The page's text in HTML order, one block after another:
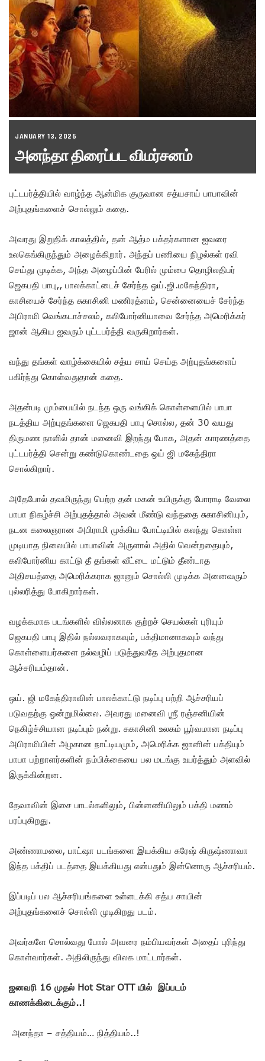
JANUARY 13, 2026
அனந்தா திரைப்பட விமர்சனம்
புட்டபர்த்தியில் வாழ்ந்த ஆன்மிக குருவான சத்யசாய் பாபாவின்
அற்புதங்களைச் சொல்லும் கதை.
அவரது இறுதிக் காலத்தில், தன் ஆத்ம பக்தர்களான ஐவரை
உலகெங்கிருந்தும் அழைக்கிறார். அந்தப் பணியை நிழல்கள் ரவி
செய்து முடிக்க, அந்த அழைப்பின் பேரில் மும்பை தொழிலதிபர்
ஜெகபதி பாபு,, பாலக்காட்டைச் சேர்ந்த ஒய்.ஜி.மகேந்திரா,
காசியைச் சேர்ந்த சுகாசினி மணிரத்னம், சென்னையைச் சேர்ந்த
அபிராமி வெங்கடாச்சலம், கலிபோர்னியாவை சேர்ந்த அமெரிக்கர்
ஜான் ஆகிய ஐவரும் புட்டபர்த்தி வருகிறார்கள்.
வந்து தங்கள் வாழ்க்கையில் சத்ய சாய் செய்த அற்புதங்களைப்
பகிர்ந்து கொள்வதுதான் கதை.
அதன்படி மும்பையில் நடந்த ஒரு வங்கிக் கொள்ளையில் பாபா
நடத்திய அற்புதங்களை ஜெகபதி பாபு சொல்ல, தன் 30 வயது
திருமண நாளில் தான் மனைவி இறந்து போக, அதன் காரணத்தை
புட்டபர்த்தி சென்று கண்டுகொண்டதை ஒய் ஜி மகேந்திரா
சொல்கிறார்.
அதேபோல் தவமிருந்து பெற்ற தன் மகன் உயிருக்கு போராடி வேலை
பாபா நிகழ்ச்சி அற்புதத்தால் அவன் மீண்டு வந்ததை சுகாசினியும்,
நடன கலைஞரான அபிராமி முக்கிய போட்டியில் கலந்து கொள்ள
முடியாத நிலையில் பாபாவின் அருளால் அதில் வென்றதையும்,
கலிபோர்னிய காட்டு தீ தங்கள் வீட்டை மட்டும் தீண்டாத
அதிசயத்தை அமெரிக்கராக ஜானும் சொல்லி முடிக்க அனைவரும்
புல்லரித்து போகிறார்கள்.
வழக்கமாக படங்களில் வில்லனாக குற்றச் செயல்கள் புரியும்
ஜெகபதி பாபு இதில் நல்லவராகவும், பக்திமானாகவும் வந்து
கொள்ளையர்களை நல்வழிப் படுத்துவதே அற்புதமான
ஆச்சரியம்தான்.
ஒய். ஜி மகேந்திராவின் பாலக்காட்டு நடிப்பு பற்றி ஆச்சரியப்
படுவதற்கு ஒன்றுமில்லை. அவரது மனைவி ஶ்ரீ ரஞ்சனியின்
நெகிழ்ச்சியான நடிப்பும் நன்று. சுகாசினி உலகம் பூர்வமான நடிப்பு
அபிராமியின் அழகான நாட்டியமும், அமெரிக்க ஜானின் பக்தியும்
பாபா பற்றாளர்களின் நம்பிக்கையை பல மடங்கு உயர்த்தும் அளவில்
இருக்கின்றன.
தேவாவின் இசை பாடல்களிலும், பின்னணியிலும் பக்தி மணம்
பரப்புகிறது.
அண்ணாமலை, பாட்ஷா படங்களை இயக்கிய சுரேஷ் கிருஷ்ணாவா
இந்த பக்திப் படத்தை இயக்கியது என்பதும் இன்னொரு ஆச்சரியம்.
இப்படிப் பல ஆச்சரியங்களை உள்ளடக்கி சத்ய சாயின்
அற்புதங்களைச் சொல்லி முடிகிறது படம்.
அவர்களே சொல்வது போல் அவரை நம்பியவர்கள் அதைப் புரிந்து
கொள்வார்கள். அதிலிருந்து விலக மாட்டார்கள்.
ஜனவரி 16 முதல் Hot Star OTT யில் இப்படம்
காணக்கிடைக்கும்..!
அனந்தா – சத்தியம்… நித்தியம்..!